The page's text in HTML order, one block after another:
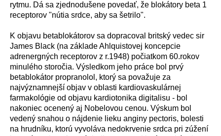
rytmu. Dá sa zjednodušene povedať, že blokátory beta 1
receptorov "nútia srdce, aby sa šetrilo".
K objavu betablokátorov sa dopracoval britský vedec sir
James Black (na základe Ahlquistovej koncepcie
adrenergných receptorov z r.1948) počiatkom 60.rokov
minul ého storočia. Výsledkom jeho práce bol prvý
betablokátor propranolol, ktorý sa považuje za
najvýznamnejší objav v oblasti kardiovaskul árnej
farmakol ógie od objavu kardiotonika digitalisu - bol
nakoniec ocenený aj Nobelovou cenou. Výskum bol
vedený snahou o nájdenie lieku anginy pectoris, bolesti
na hrudníku, ktorú vyvol áva nedokrvenie srdca pri zúžení